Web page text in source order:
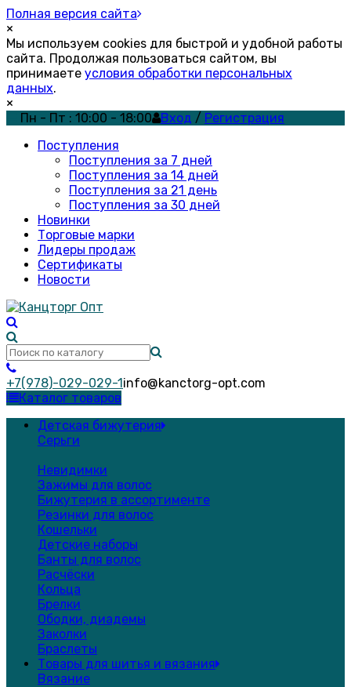
Полная версия сайта
×
Мы используем cookies для быстрой и удобной работы
сайта. Продолжая пользоваться сайтом, вы
принимаете условия обработки персональных
данных.
×
Пн - Пт : 10:00 - 18:00
Вход / Регистрация
Поступления
Поступления за 7 дней
Поступления за 14 дней
Поступления за 21 день
Поступления за 30 дней
Новинки
Торговые марки
Лидеры продаж
Сертификаты
Новости
+7(978)-029-029-1info@kanctorg-opt.com
Каталог товаров
Детская бижутерия
Серьги
Невидимки
Зажимы для волос
Бижутерия в ассортименте
Резинки для волос
Кошельки
Детские наборы
Банты для волос
Расчёски
Кольца
Брелки
Ободки, диадемы
Заколки
Браслеты
Товары для шитья и вязания
Вязание